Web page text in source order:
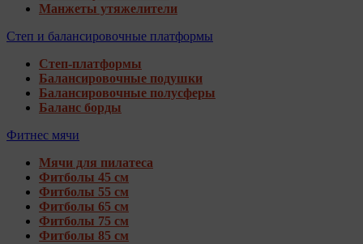
Манжеты утяжелители
Степ и балансировочные платформы
Степ-платформы
Балансировочные подушки
Балансировочные полусферы
Баланс борды
Фитнес мячи
Мячи для пилатеса
Фитболы 45 см
Фитболы 55 см
Фитболы 65 см
Фитболы 75 см
Фитболы 85 см